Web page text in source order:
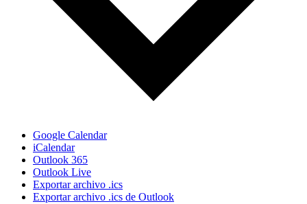
Google Calendar
iCalendar
Outlook 365
Outlook Live
Exportar archivo .ics
Exportar archivo .ics de Outlook